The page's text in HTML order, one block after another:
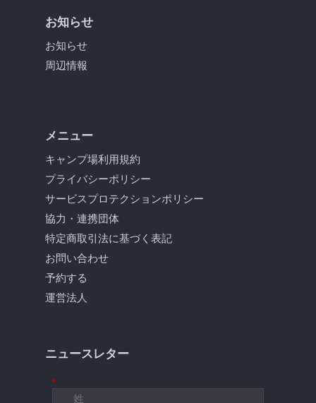
お知らせ
お知らせ
周辺情報
メニュー
キャンプ場利用規約
プライバシーポリシー
サービスプロテクションポリシー
協力・連携団体
特定商取引法に基づく表記
お問い合わせ
予約する
運営法人
ニュースレター
*